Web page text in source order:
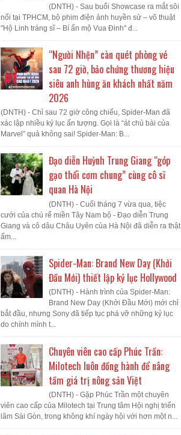
(DNTH) - Sau buổi Showcase ra mắt sôi
nổi tại TPHCM, bộ phim điện ảnh huyền sử – võ thuật
"Hộ Linh tráng sĩ – Bí ẩn mộ Vua Đinh" đ...
“Người Nhện” càn quét phòng vé
sau 72 giờ, bảo chứng thương hiệu
siêu anh hùng ăn khách nhất năm
2026
(DNTH) - Chỉ sau 72 giờ công chiếu, Spider-Man đã
xác lập nhiều kỷ lục ấn tượng. Gọi là “át chủ bài của
Marvel” quả không sai! Spider-Man: B...
Đạo diễn Huỳnh Trung Giang “góp
gạo thổi cơm chung” cùng cô sĩ
quan Hà Nội
(DNTH) - Cuối tháng 7 vừa qua, tiệc
cưới của chú rể miền Tây Nam bộ - Đạo diễn Trung
Giang và cô dâu Châu Uyên của Hà Nội đã diễn ra thật
ấm...
Spider-Man: Brand New Day (Khởi
Đầu Mới) thiết lập kỷ lục Hollywood
(DNTH) - Hành trình của Spider-Man:
Brand New Day (Khởi Đầu Mới) mới chỉ
bắt đầu, nhưng Sony đã tiếp tục phá vỡ những kỷ lục
do chính mình t...
Chuyên viên cao cấp Phúc Trần:
Milotech luôn đồng hành để nâng
tầm giá trị nông sản Việt
(DNTH) - Gặp Phúc Trần một chuyên
viên cao cấp của Milotech tại Trung tâm Hội nghị triển
lãm Sài Gòn, trong không khí ngày hội với hơn một n...